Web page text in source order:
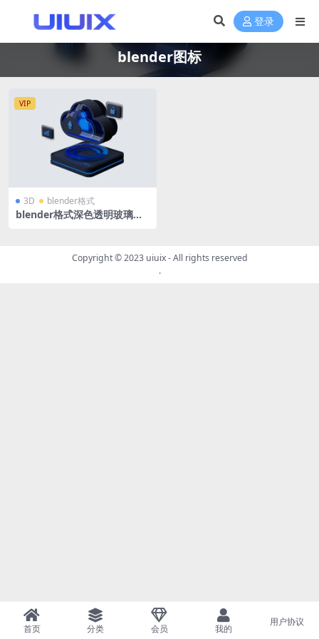
登录
blender图标
VIP
3D blender格式
blender格式深色透明玻璃深
Copyright © 2023 uiuix- All rights reserved
.
首页 分类 会员 我的
用户协议